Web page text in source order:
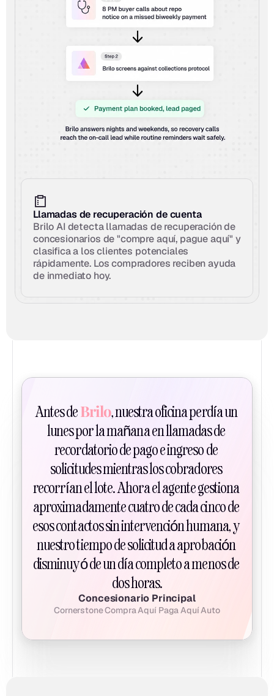
Llamadas de recuperación de cuenta
Brilo AI detecta llamadas de recuperación de
concesionarios de "compre aquí, pague aquí" y
clasifica a los clientes potenciales
rápidamente. Los compradores reciben ayuda
de inmediato hoy.
Antes de Brilo, nuestra oficina perdía un
lunes por la mañana en llamadas de
recordatorio de pago e ingreso de
solicitudes mientras los cobradores
recorrían el lote. Ahora el agente gestiona
aproximadamente cuatro de cada cinco de
esos contactos sin intervención humana, y
nuestro tiempo de solicitud a aprobación
disminuyó de un día completo a menos de
dos horas.
Concesionario Principal
Cornerstone Compra Aquí Paga Aquí Auto